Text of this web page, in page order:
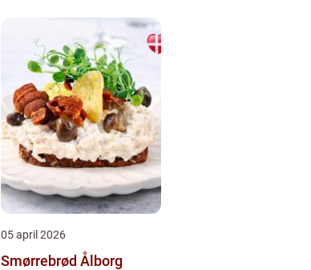
05 april 2026
Smørrebrød Ålborg